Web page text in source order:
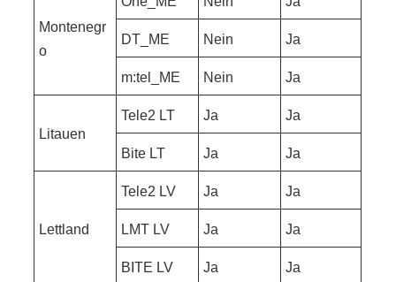
Montenegr
o
DT_ME Nein Ja
m:tel_ME Nein Ja
Litauen
Tele2 LT Ja Ja
Bite LT Ja Ja
Lettland
Tele2 LV Ja Ja
LMT LV Ja Ja
BITE LV Ja Ja